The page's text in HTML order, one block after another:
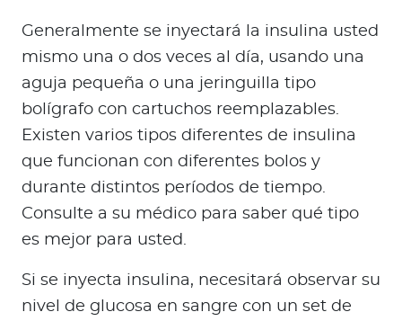
Generalmente se inyectará la insulina usted
mismo una o dos veces al día, usando una
aguja pequeña o una jeringuilla tipo
bolígrafo con cartuchos reemplazables.
Existen varios tipos diferentes de insulina
que funcionan con diferentes bolos y
durante distintos períodos de tiempo.
Consulte a su médico para saber qué tipo
es mejor para usted.
Si se inyecta insulina, necesitará observar su
nivel de glucosa en sangre con un set de